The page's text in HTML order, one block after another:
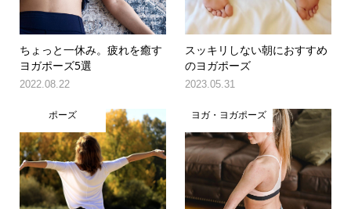
ちょっと一休み。疲れを癒す
ヨガポーズ5選
2022.08.22
スッキリしない朝におすすめ
のヨガポーズ
2023.05.31
ポーズ ヨガ・ヨガポーズ